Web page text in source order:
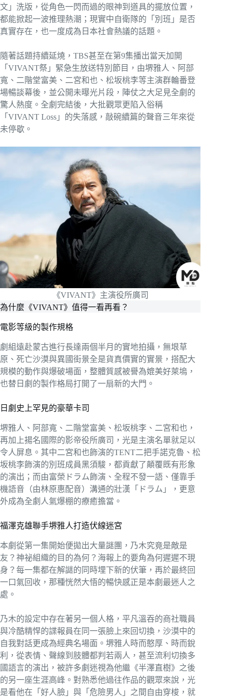
文」洗版，從角色一閃而過的眼神到道具的擺放位置，
都能掀起一波推理熱潮；現實中自衛隊的「別班」是否
真實存在，也一度成為日本社會熱議的話題。
隨著話題持續延燒，TBS甚至在第9集播出當天加開
「VIVANT祭」緊急生放送特別節目，由堺雅人、阿部
寬、二階堂富美、二宮和也、松坂桃李等主演群輪番登
場暢談幕後，並公開未曝光片段，陣仗之大足見全劇的
驚人熱度。全劇完結後，大批觀眾更陷入俗稱
「VIVANT Loss」的失落感，敲碗續篇的聲音三年來從
未停歇。
《VIVANT》主演役所廣司
為什麼《VIVANT》值得一看再看？
電影等級的製作規格
劇組遠赴蒙古進行長達兩個半月的實地拍攝，無垠草
原、死亡沙漠與異國街景全是貨真價實的實景，搭配大
規模的動作與爆破場面，整體質感被譽為媲美好萊塢，
也替日劇的製作格局打開了一扇新的大門。
日劇史上罕見的豪華卡司
堺雅人、阿部寬、二階堂富美、松坂桃李、二宮和也，
再加上揚名國際的影帝役所廣司，光是主演名單就足以
令人屏息。其中二宮和也飾演的TENT二把手諾克魯、松
坂桃李飾演的別班成員黑須駿，都貢獻了顛覆既有形象
的演出；而由富榮ドラム飾演、全程不發一語、僅靠手
機語音（由林原惠配音）溝通的壯漢「ドラム」，更意
外成為全劇人氣爆棚的療癒擔當。
福澤克雄聯手堺雅人打造伏線迷宮
本劇從第一集開始便拋出大量謎團，乃木究竟是敵是
友？神祕組織的目的為何？海報上的要角為何遲遲不現
身？每一集都在解謎的同時埋下新的伏筆，再於最終回
一口氣回收，那種恍然大悟的暢快感正是本劇最迷人之
處。
乃木的設定中存在著另一個人格，平凡溫吞的商社職員
與冷酷精悍的諜報員在同一張臉上來回切換，沙漠中的
自我對話更成為經典名場面。堺雅人時而憨厚、時而銳
利，從表情、聲線到肢體都判若兩人，甚至流利切換多
國語言的演出，被許多劇迷視為他繼《半澤直樹》之後
的另一座生涯高峰。對熟悉他過往作品的觀眾來說，光
是看他在「好人臉」與「危險男人」之間自由穿梭，就